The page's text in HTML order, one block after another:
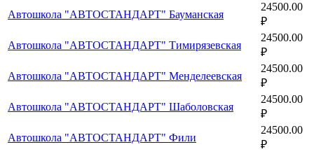
Автошкола "АВТОСТАНДАРТ" Бауманская
24500.00
₽
Автошкола "АВТОСТАНДАРТ" Тимирязевская
24500.00
₽
Автошкола "АВТОСТАНДАРТ" Менделеевская
24500.00
₽
Автошкола "АВТОСТАНДАРТ" Шаболовская
24500.00
₽
Автошкола "АВТОСТАНДАРТ" Фили
24500.00
₽